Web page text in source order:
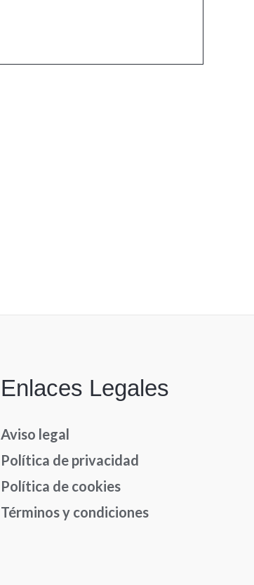
Enlaces Legales
Aviso legal
Política de privacidad
Política de cookies
Términos y condiciones